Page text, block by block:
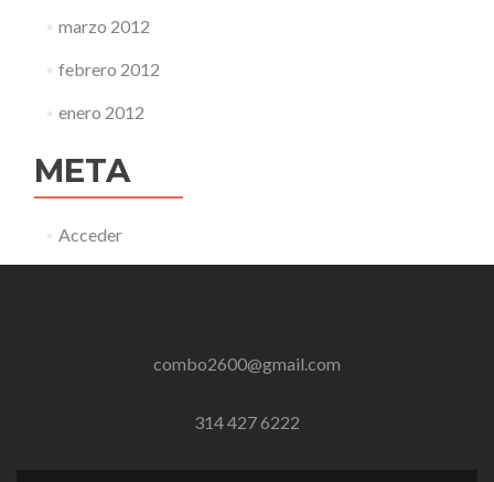
marzo 2012
febrero 2012
enero 2012
META
Acceder
combo2600@gmail.com
314 427 6222